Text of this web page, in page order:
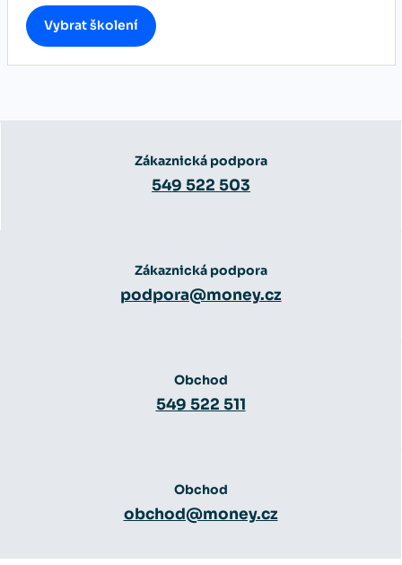
Vybrat školení
Zákaznická podpora
549 522 503
Zákaznická podpora
podpora@money.cz
Obchod
549 522 511
Obchod
obchod@money.cz